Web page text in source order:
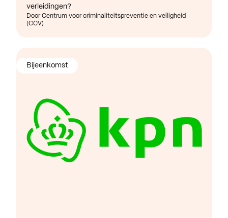
verleidingen?
Door Centrum voor criminaliteitspreventie en veiligheid
(CCV)
Bijeenkomst